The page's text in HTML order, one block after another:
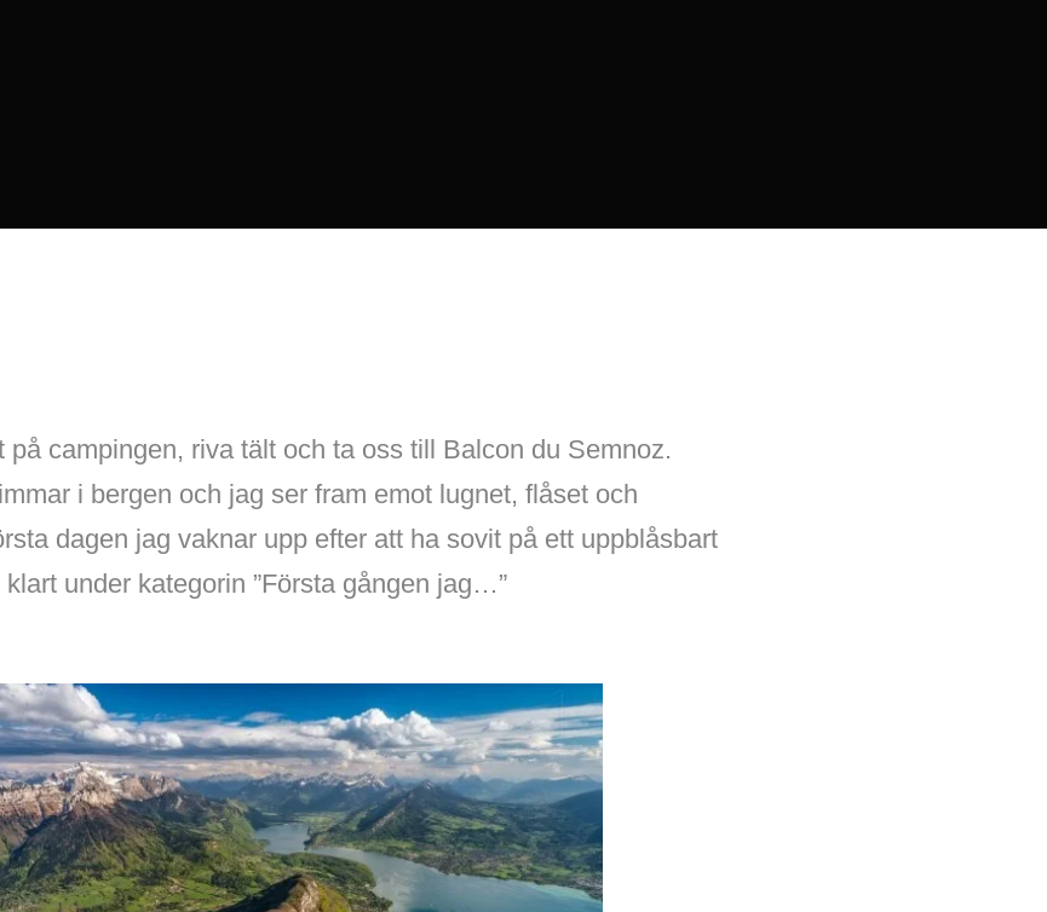
på campingen, riva tält och ta oss till Balcon du Semnoz.
i bergen och jag ser fram emot lugnet, flåset och
dagen jag vaknar upp efter att ha sovit på ett uppblåsbart
under kategorin ”Första gången jag…”